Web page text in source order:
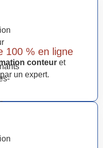
100 % en ligne
conteur et
un expert.